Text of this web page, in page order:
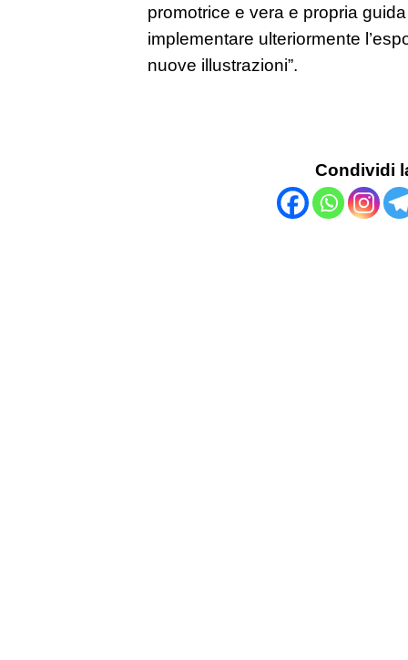
promotrice e vera e propria
implementare ulteriormente
nuove illustrazioni”.
Condividi